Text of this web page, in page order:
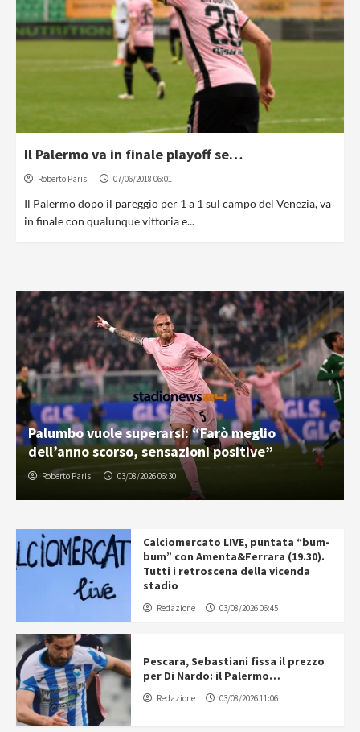
Il Palermo va in finale playoff se…
Roberto Parisi 07/06/2018 06:01
Il Palermo dopo il pareggio per 1 a 1 sul campo del Venezia, va
in finale con qualunque vittoria e...
Palumbo vuole superarsi: “Farò meglio
dell’anno scorso, sensazioni positive”
Roberto Parisi 03/08/2026 06:30
Calciomercato LIVE, puntata “bum-
bum” con Amenta&Ferrara (19.30).
Tutti i retroscena della vicenda
stadio
Redazione 03/08/2026 06:45
Pescara, Sebastiani fissa il prezzo
per Di Nardo: il Palermo…
Redazione 03/08/2026 11:06